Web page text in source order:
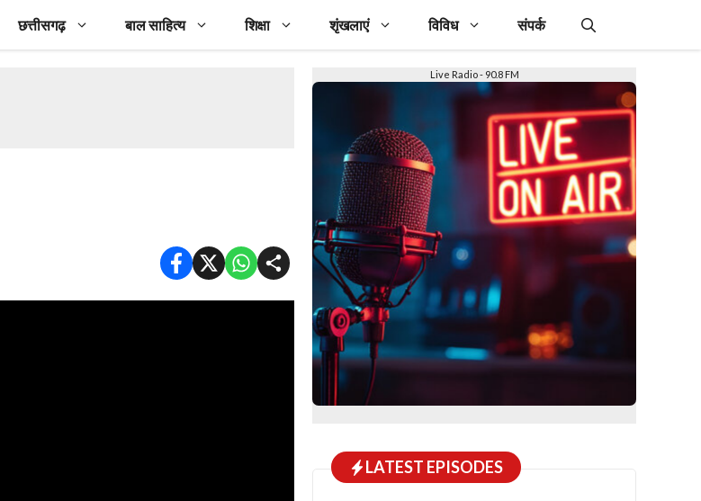
छत्तीसगढ़ बाल साहित्य शिक्षा शृंखलाएं विविध संपर्क
Live Radio - 90.8 FM
LATEST EPISODES